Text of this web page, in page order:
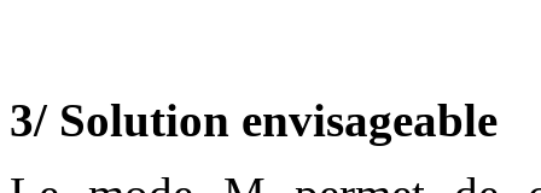
3/ Solution envisageable